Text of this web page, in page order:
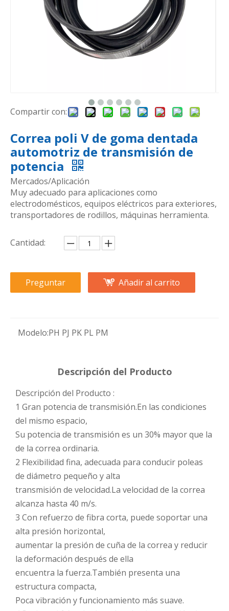
Compartir con:
Correa poli V de goma dentada
automotriz de transmisión de
potencia
Mercados/Aplicación
Muy adecuado para aplicaciones como
electrodomésticos, equipos eléctricos para exteriores,
transportadores de rodillos, máquinas herramienta.
Cantidad:
Preguntar Añadir al carrito
Modelo:PH PJ PK PL PM
Descripción del Producto
Descripción del Producto :
1 Gran potencia de transmisión.En las condiciones
del mismo espacio,
Su potencia de transmisión es un 30% mayor que la
de la correa ordinaria.
2 Flexibilidad fina, adecuada para conducir poleas
de diámetro pequeño y alta
transmisión de velocidad.La velocidad de la correa
alcanza hasta 40 m/s.
3 Con refuerzo de fibra corta, puede soportar una
alta presión horizontal,
aumentar la presión de cuña de la correa y reducir
la deformación después de ella
encuentra la fuerza.También presenta una
estructura compacta,
Poca vibración y funcionamiento más suave.